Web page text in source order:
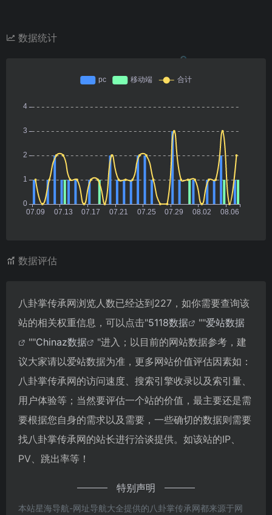
数据统计
数据评估
八卦掌传承网浏览人数已经达到227，如你需要查询该
站的相关权重信息，可以点击"5118数据 ""爱站数据
""Chinaz数据
"进入；以目前的网站数据参考，建
议大家请以爱站数据为准，更多网站价值评估因素如：
八卦掌传承网的访问速度、搜索引擎收录以及索引量、
用户体验等；当然要评估一个站的价值，最主要还是需
要根据您自身的需求以及需要，一些确切的数据则需要
找八卦掌传承网的站长进行洽谈提供。如该站的IP、
PV、跳出率等！
特别声明
本站星海导航-网址导航大全提供的八卦掌传承网都来源于网